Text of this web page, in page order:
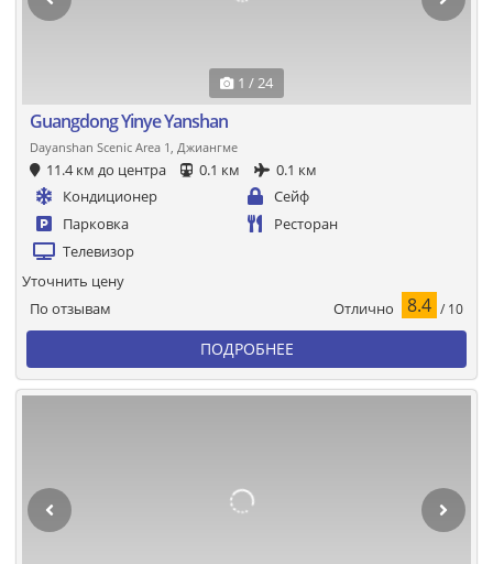
1 / 24
Guangdong Yinye Yanshan
Dayanshan Scenic Area 1, Джиангме
11.4 км до центра 0.1 км
0.1 км
Кондиционер
Сейф
Парковка
Ресторан
Телевизор
По отзывам Отлично 8.4 / 10
Уточнить цену
ПОДРОБНЕЕ